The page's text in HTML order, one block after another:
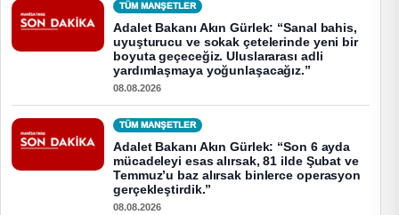
TÜM MANŞETLER
Adalet Bakanı Akın Gürlek: “Sanal bahis,
uyuşturucu ve sokak çetelerinde yeni bir
boyuta geçeceğiz. Uluslararası adli
yardımlaşmaya yoğunlaşacağız.”
08.08.2026
TÜM MANŞETLER
Adalet Bakanı Akın Gürlek: “Son 6 ayda
mücadeleyi esas alırsak, 81 ilde Şubat ve
Temmuz’u baz alırsak binlerce operasyon
gerçekleştirdik.”
08.08.2026